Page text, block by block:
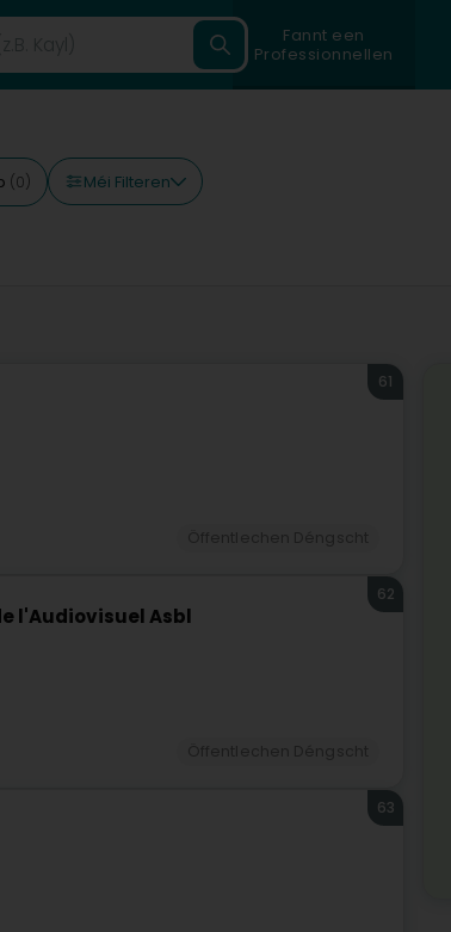
Fannt een
Professionnellen
(0) Méi Filteren
61
l'Audiovisuel Asbl
62
63